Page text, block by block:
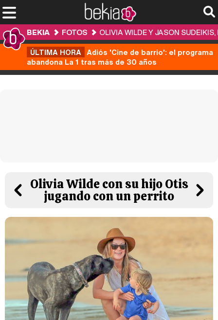
BEKIA FOTOS
OLIVIA WILDE Y JASON
ÚLTIMA HORA Adiós 'Cine de barrio': el programa
abandona La 1 tras más de 30 años
Olivia Wilde con su hijo Otis
jugando con un perrito